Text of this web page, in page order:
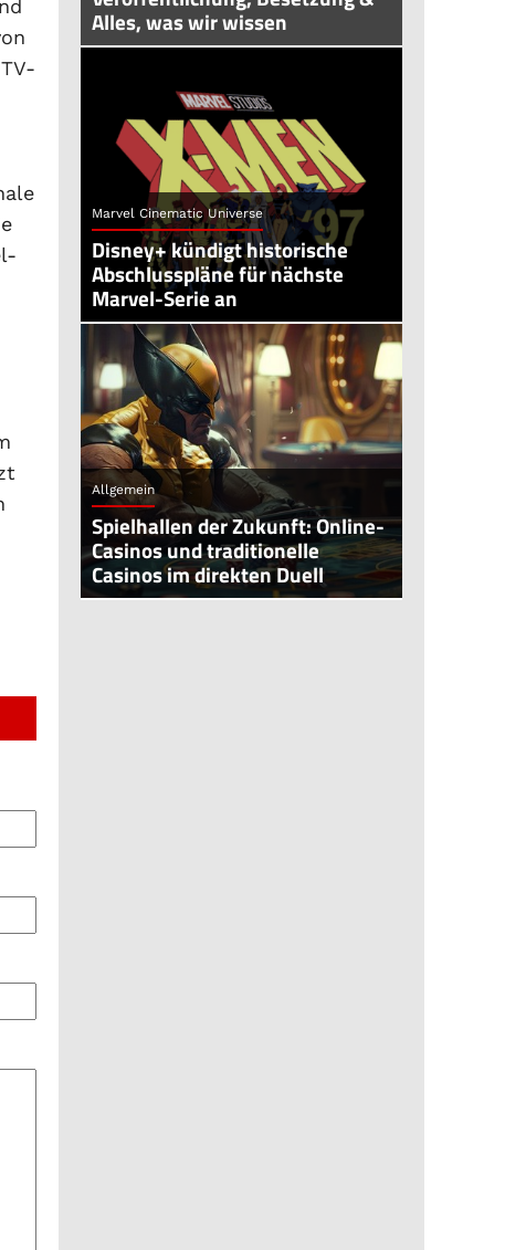
Alles, was wir wissen
Marvel Cinematic Universe
Disney+ kündigt historische
Abschlusspläne für nächste
Marvel-Serie an
Allgemein
Spielhallen der Zukunft: Online-
Casinos und traditionelle
Casinos im direkten Duell